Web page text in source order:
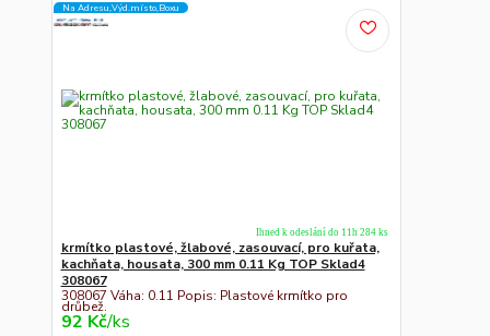
Na Adresu,Výd.místo,Boxu
krmítko plastové, žlabové, zasouvací, pro kuřata,
kachňata, housata, 300 mm 0.11 Kg TOP Sklad4
308067
308067 Váha: 0.11 Popis: Plastové krmítko pro
drůbež.
92 Kč/ks
Ihned k odeslání do 11h 284 ks